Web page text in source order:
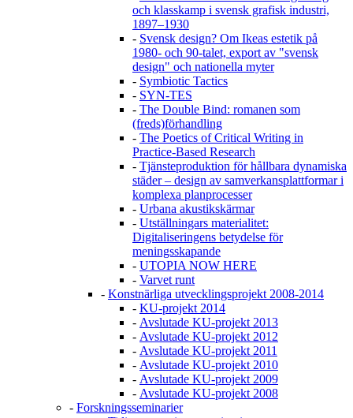
och klasskamp i svensk grafisk industri,
1897–1930
- Svensk design? Om Ikeas estetik på
1980- och 90-talet, export av "svensk
design" och nationella myter
- Symbiotic Tactics
- SYN-TES
- The Double Bind: romanen som
(freds)förhandling
- The Poetics of Critical Writing in
Practice-Based Research
- Tjänsteproduktion för hållbara dynamiska
städer – design av samverkansplattformar i
komplexa planprocesser
- Urbana akustikskärmar
- Utställningars materialitet:
Digitaliseringens betydelse för
meningsskapande
- UTOPIA NOW HERE
- Varvet runt
- Konstnärliga utvecklingsprojekt 2008-2014
- KU-projekt 2014
- Avslutade KU-projekt 2013
- Avslutade KU-projekt 2012
- Avslutade KU-projekt 2011
- Avslutade KU-projekt 2010
- Avslutade KU-projekt 2009
- Avslutade KU-projekt 2008
- Forskningsseminarier